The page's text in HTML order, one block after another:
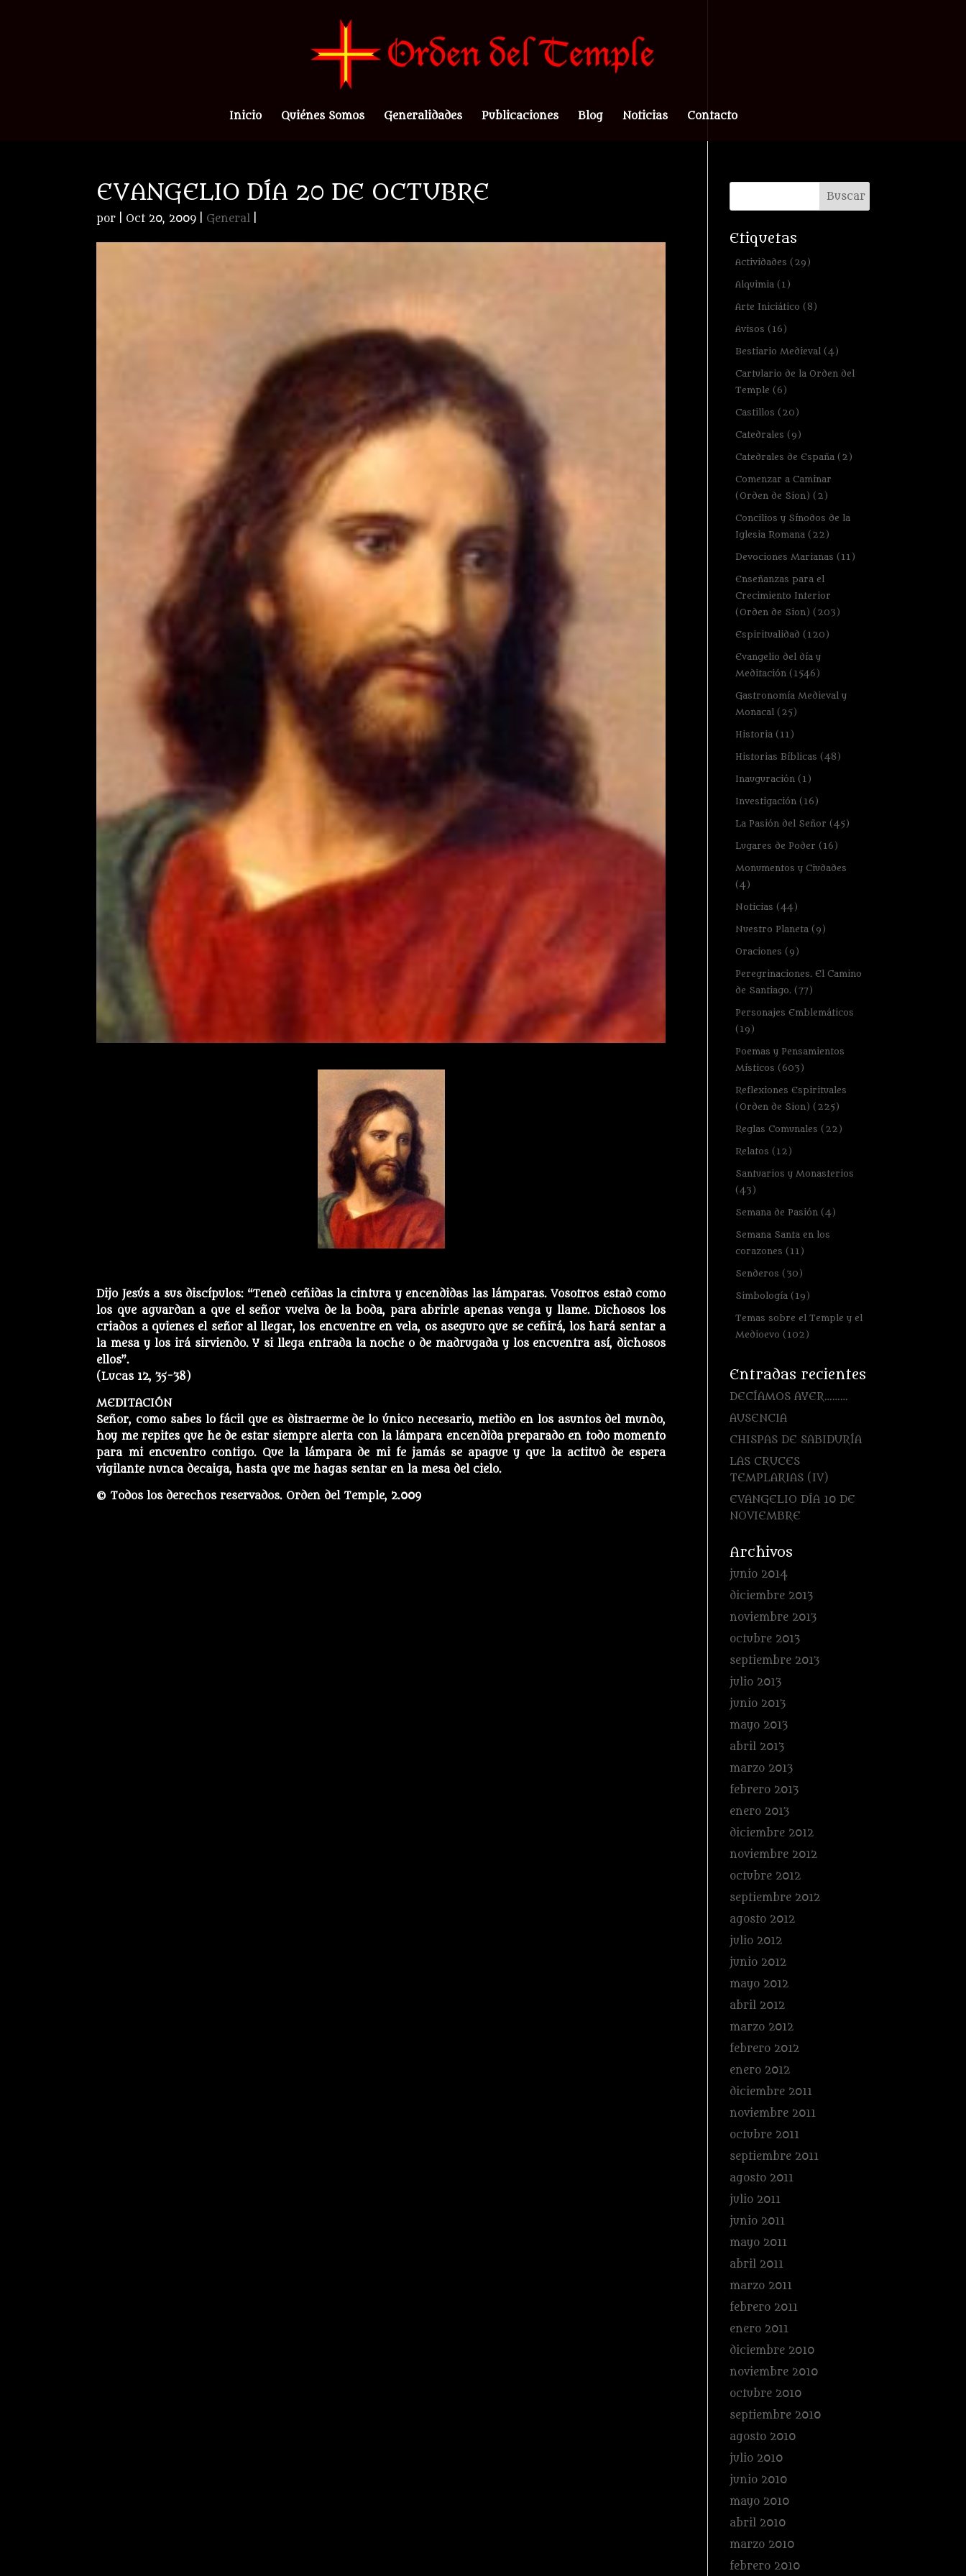
Inicio Quiénes Somos Generalidades Publicaciones Blog Noticias Contacto
EVANGELIO DÍA 20 DE OCTUBRE
por Oct 20, 2009 General
Dijo Jesús a sus discípulos: “Tened ceñidas la cintura y encendidas las lámparas. Vosotros estad como
los que aguardan a que el señor vuelva de la boda, para abrirle apenas venga y llame. Dichosos los
criados a quienes el señor al llegar, los encuentre en vela, os aseguro que se ceñirá, los hará sentar a
la mesa y los irá sirviendo. Y si llega entrada la noche o de madrugada y los encuentra así, dichosos
ellos”.
(Lucas 12, 35-38)
MEDITACIÓN
Señor, como sabes lo fácil que es distraerme de lo único necesario, metido en los asuntos del mundo,
hoy me repites que he de estar siempre alerta con la lámpara encendida preparado en todo momento
para mi encuentro contigo. Que la lámpara de mi fe jamás se apague y que la actitud de espera
vigilante nunca decaiga, hasta que me hagas sentar en la mesa del cielo.
© Todos los derechos reservados. Orden del Temple, 2.009
Etiquetas
Actividades (29)
Alquimia (1)
Arte Iniciático (8)
Avisos (16)
Bestiario Medieval (4)
Cartulario de la Orden del
Temple (6)
Castillos (20)
Catedrales (9)
Catedrales de España (2)
Comenzar a Caminar
(Orden de Sion) (2)
Concilios y Sínodos de la
Iglesia Romana (22)
Devociones Marianas (11)
Enseñanzas para el
Crecimiento Interior
(Orden de Sion) (203)
Espiritualidad (120)
Evangelio del día y
Meditación (1546)
Gastronomía Medieval y
Monacal (25)
Historia (11)
Historias Bíblicas (48)
Inauguración (1)
Investigación (16)
La Pasión del Señor (45)
Lugares de Poder (16)
Monumentos y Ciudades
(4)
Noticias (44)
Nuestro Planeta (9)
Oraciones (9)
Peregrinaciones. El Camino
de Santiago. (77)
Personajes Emblemáticos
(19)
Poemas y Pensamientos
Místicos (603)
Reflexiones Espirituales
(Orden de Sion) (225)
Reglas Comunales (22)
Relatos (12)
Santuarios y Monasterios
(43)
Semana de Pasión (4)
Semana Santa en los
corazones (11)
Senderos (30)
Simbología (19)
Temas sobre el Temple y el
Medioevo (102)
Entradas recientes
DECÍAMOS AYER………
AUSENCIA
CHISPAS DE SABIDURÍA
LAS CRUCES
TEMPLARIAS (IV)
EVANGELIO DÍA 10 DE
NOVIEMBRE
Archivos
junio 2014
diciembre 2013
noviembre 2013
octubre 2013
septiembre 2013
julio 2013
junio 2013
mayo 2013
abril 2013
marzo 2013
febrero 2013
enero 2013
diciembre 2012
noviembre 2012
octubre 2012
septiembre 2012
agosto 2012
julio 2012
junio 2012
mayo 2012
abril 2012
marzo 2012
febrero 2012
enero 2012
diciembre 2011
noviembre 2011
octubre 2011
septiembre 2011
agosto 2011
julio 2011
junio 2011
mayo 2011
abril 2011
marzo 2011
febrero 2011
enero 2011
diciembre 2010
noviembre 2010
octubre 2010
septiembre 2010
agosto 2010
julio 2010
junio 2010
mayo 2010
abril 2010
marzo 2010
febrero 2010